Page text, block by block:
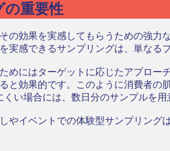
の重要性
の効果を実感してもらうための強
実感できるサンプリングは、単なる
めにはターゲットに応じたアプロ
と効果的です。このように消費者
い場合には、数日分のサンプルを
やイベントでの体験型サンプリン